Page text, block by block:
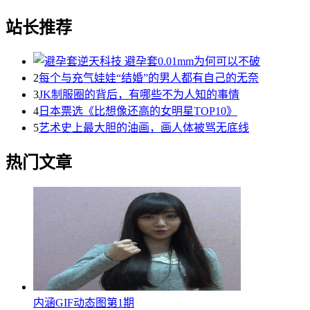
站长推荐
2每个与充气娃娃“结婚”的男人都有自己的无奈
3JK制服圈的背后，有哪些不为人知的事情
4 日本票选《比想像还高的女明星TOP10》
5艺术史上最大胆的油画，画人体被骂无底线
热门文章
内涵GIF动态图第1期